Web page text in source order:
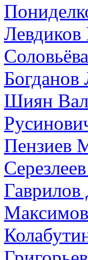
Шиян
Пензиев